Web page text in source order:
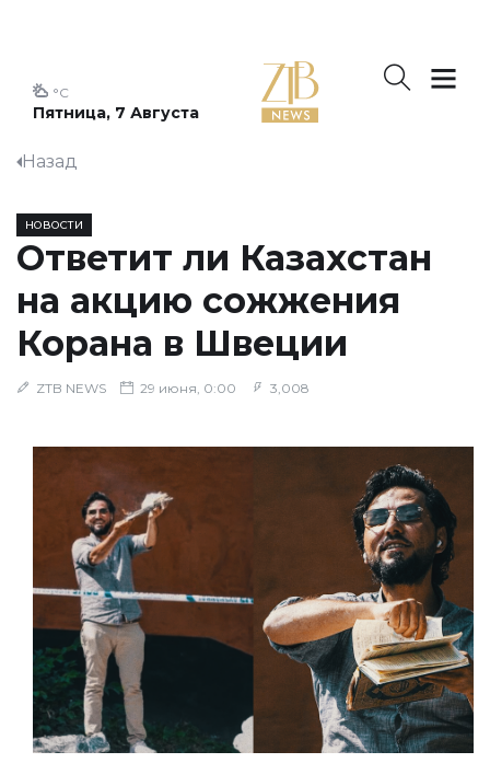
Пятница, 7 Августа
°C
Назад
НОВОСТИ
Ответит ли Казахстан
на акцию сожжения
Корана в Швеции
ZTB NEWS 29 июня, 0:00 3,008